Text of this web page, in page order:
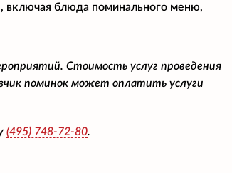
включая блюда поминального меню,
Стоимость услуг проведения
поминок может оплатить услуги
(495) 748-72-80.